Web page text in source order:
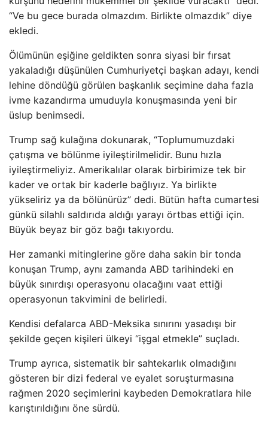
“Ve bu gece burada olmazdım. Birlikte olmazdık” diye
ekledi.
Ölümünün eşiğine geldikten sonra siyasi bir fırsat
yakaladığı düşünülen Cumhuriyetçi başkan adayı, kendi
lehine döndüğü görülen başkanlık seçimine daha fazla
ivme kazandırma umuduyla konuşmasında yeni bir
üslup benimsedi.
Trump sağ kulağına dokunarak, “Toplumumuzdaki
çatışma ve bölünme iyileştirilmelidir. Bunu hızla
iyileştirmeliyiz. Amerikalılar olarak birbirimize tek bir
kader ve ortak bir kaderle bağlıyız. Ya birlikte
yükseliriz ya da bölünürüz” dedi. Bütün hafta cumartesi
günkü silahlı saldırıda aldığı yarayı örtbas ettiği için.
Büyük beyaz bir göz bağı takıyordu.
Her zamanki mitinglerine göre daha sakin bir tonda
konuşan Trump, aynı zamanda ABD tarihindeki en
büyük sınırdışı operasyonu olacağını vaat ettiği
operasyonun takvimini de belirledi.
Kendisi defalarca ABD-Meksika sınırını yasadışı bir
şekilde geçen kişileri ülkeyi “işgal etmekle” suçladı.
Trump ayrıca, sistematik bir sahtekarlık olmadığını
gösteren bir dizi federal ve eyalet soruşturmasına
rağmen 2020 seçimlerini kaybeden Demokratlara hile
karıştırıldığını öne sürdü.